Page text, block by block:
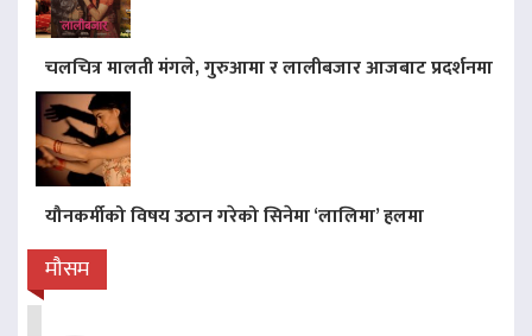
चलचित्र मालती मंगले, गुरुआमा र लालीबजार आजबाट प्रदर्शनमा
यौनकर्मीको विषय उठान गरेको सिनेमा ‘लालिमा’ हलमा
मौसम